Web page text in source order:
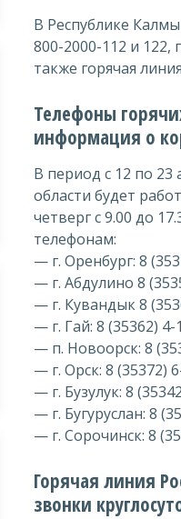
В Республике
800-2000-112 и 122,
также горячая
Телефоны
информация о
В период с 12 по 23
области будет
четверг с 9.00 до
телефонам:
— г. Оренбург: 8
— г. Абдулино 8
— г. Кувандык 8
— г. Гай: 8 (35362) 4-
— п. Новоорск: 8
— г. Орск: 8 (35372)
— г. Бузулук: 8
— г. Бугуруслан: 8
— г. Сорочинск: 8
Горячая линия
звонки